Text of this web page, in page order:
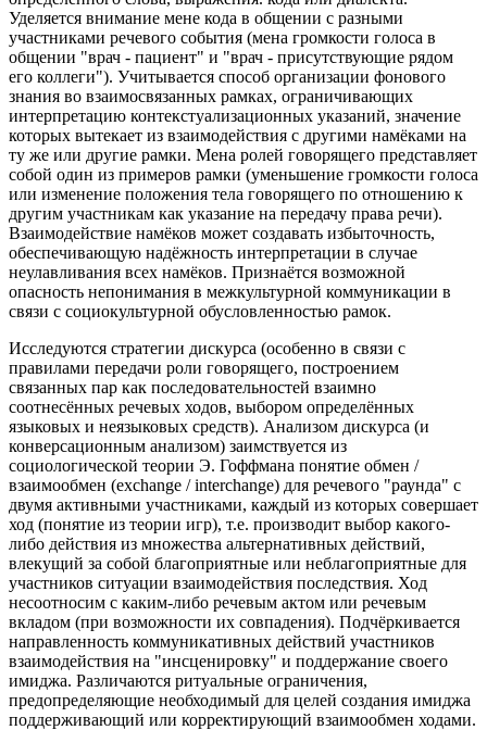
Уделяется внимание мене кода в общении с разными
участниками речевого события (мена громкости голоса в
общении "врач - пациент" и "врач - присутствующие рядом
его коллеги"). Учитывается способ организации фонового
знания во взаимосвязанных рамках, ограничивающих
интерпретацию контекстуализационных указаний, значение
которых вытекает из взаимодействия с другими намёками на
ту же или другие рамки. Мена ролей говорящего представляет
собой один из примеров рамки (уменьшение громкости голоса
или изменение положения тела говорящего по отношению к
другим участникам как указание на передачу права речи).
Взаимодействие намёков может создавать избыточность,
обеспечивающую надёжность интерпретации в случае
неулавливания всех намёков. Признаётся возможной
опасность непонимания в межкультурной коммуникации в
связи с социокультурной обусловленностью рамок.
Исследуются стратегии дискурса (особенно в связи с
правилами передачи роли говорящего, построением
связанных пар как последовательностей взаимно
соотнесённых речевых ходов, выбором определённых
языковых и неязыковых средств). Анализом дискурса (и
конверсационным анализом) заимствуется из
социологической теории Э. Гоффмана понятие обмен /
взаимообмен (exchange / interchange) для речевого "раунда" с
двумя активными участниками, каждый из которых совершает
ход (понятие из теории игр), т.е. производит выбор какого-
либо действия из множества альтернативных действий,
влекущий за собой благоприятные или неблагоприятные для
участников ситуации взаимодействия последствия. Ход
несоотносим с каким-либо речевым актом или речевым
вкладом (при возможности их совпадения). Подчёркивается
направленность коммуникативных действий участников
взаимодействия на "инсценировку" и поддержание своего
имиджа. Различаются ритуальные ограничения,
предопределяющие необходимый для целей создания имиджа
поддерживающий или корректирующий взаимообмен ходами.